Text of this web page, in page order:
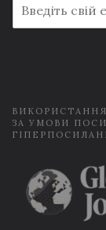
m
a
ЗА УМОВИ